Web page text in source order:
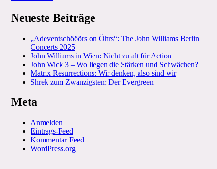
tiefsten
(Hinter)Wald
Deliverance
vs
Southern
Comfort
Neueste Beiträge
„Adeventschööörs on Öhrs“: The John Williams Berlin
Concerts 2025
John Williams in Wien: Nicht zu alt für Action
John Wick 3 – Wo liegen die Stärken und Schwächen?
Matrix Resurrections: Wir denken, also sind wir
Shrek zum Zwanzigsten: Der Evergreen
Meta
Anmelden
Eintrags-Feed
Kommentar-Feed
WordPress.org